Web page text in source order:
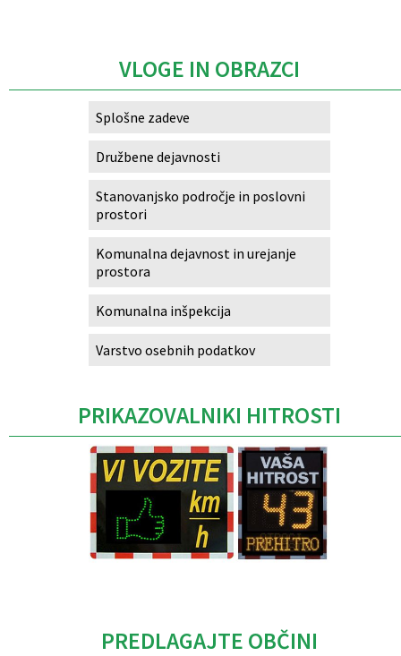
VLOGE IN OBRAZCI
Splošne zadeve
Družbene dejavnosti
Stanovanjsko področje in poslovni
prostori
Komunalna dejavnost in urejanje
prostora
Komunalna inšpekcija
Varstvo osebnih podatkov
PRIKAZOVALNIKI HITROSTI
PREDLAGAJTE OBČINI